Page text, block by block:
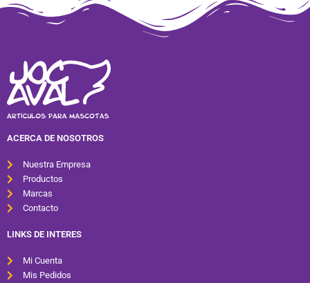
ACERCA DE NOSOTROS
Nuestra Empresa
Productos
Marcas
Contacto
LINKS DE INTERES
Mi Cuenta
Mis Pedidos